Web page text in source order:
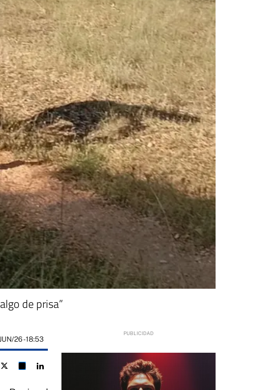
de prisa”
26- 18:53